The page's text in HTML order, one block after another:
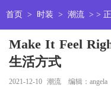
首页 > 时装 > 潮流 > >
Make It Feel
生活方式
2021-12-10 潮流 编辑：angela